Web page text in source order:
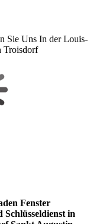
Sie Uns In der Louis-
Troisdorf
Fenster
in